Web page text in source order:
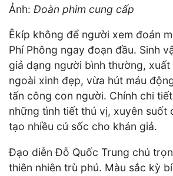
Ảnh: Đoàn phim cung cấp
Êkíp không để người xem đoán
Phí Phông ngay đoạn đầu. Sinh
giả dạng người bình thường, xuất
ngoài xinh đẹp, vừa hút máu
tấn công con người. Chính chi
những tình tiết thú vị, xuyên suốt
tạo nhiều cú sốc cho khán giả.
Đạo diễn Đỗ Quốc Trung chú
thiên nhiên trù phú. Màu sắc kỳ